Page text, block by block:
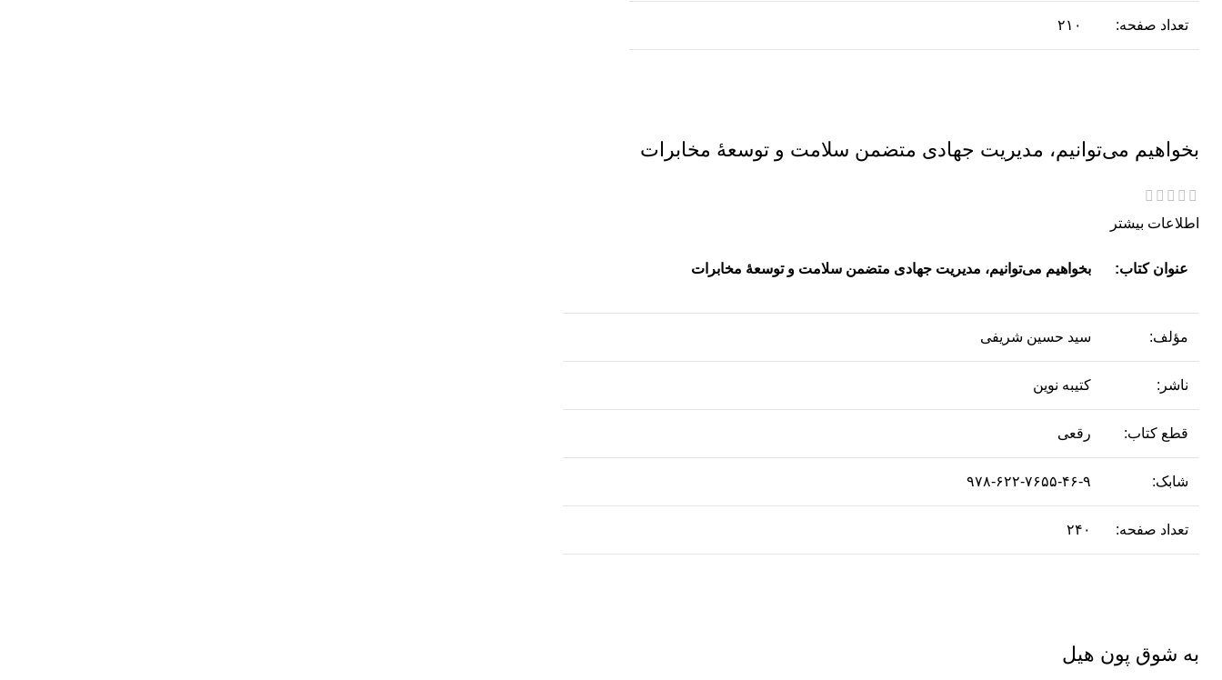
تعداد صفحه: ۲۱۰
بخواهیم می‌توانیم، مدیریت جهادی متضمن سلامت و توسعۀ مخابرات
اطلاعات بیشتر
عنوان کتاب: بخواهیم می‌توانیم، مدیریت جهادی متضمن سلامت و توسعۀ مخابرات
مؤلف: سید حسین شریفی
ناشر: کتیبه نوین
قطع کتاب: رقعی
شابک: ۹۷۸-۶۲۲-۷۶۵۵-۴۶-۹
تعداد صفحه: ۲۴۰
به شوق پون هیل